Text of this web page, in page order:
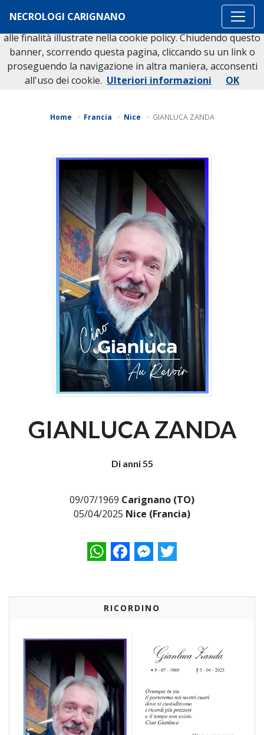
NECROLOGI CARIGNANO
Torna indietro
Home Francia Nice GIANLUCA ZANDA
GIANLUCA ZANDA
Di anni 55
09/07/1969 Carignano (TO)
05/04/2025 Nice (Francia)
WhatsAppFacebookMessenger
Twitter
RICORDINO
Questo sito o gli strumenti terzi da questo utilizzati si
avvalgono di cookie necessari al funzionamento ed utili
alle finalità illustrate nella cookie policy. Chiudendo questo
banner, scorrendo questa pagina, cliccando su un link o
proseguendo la navigazione in altra maniera, acconsenti
all'uso dei cookie. Ulteriori informazioni OK